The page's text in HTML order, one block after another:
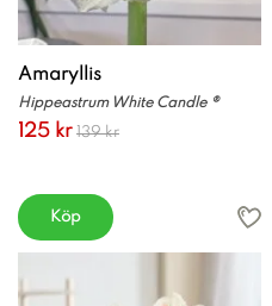
Amaryllis
Hippeastrum White Candle ®
125 kr 139 kr
Köp